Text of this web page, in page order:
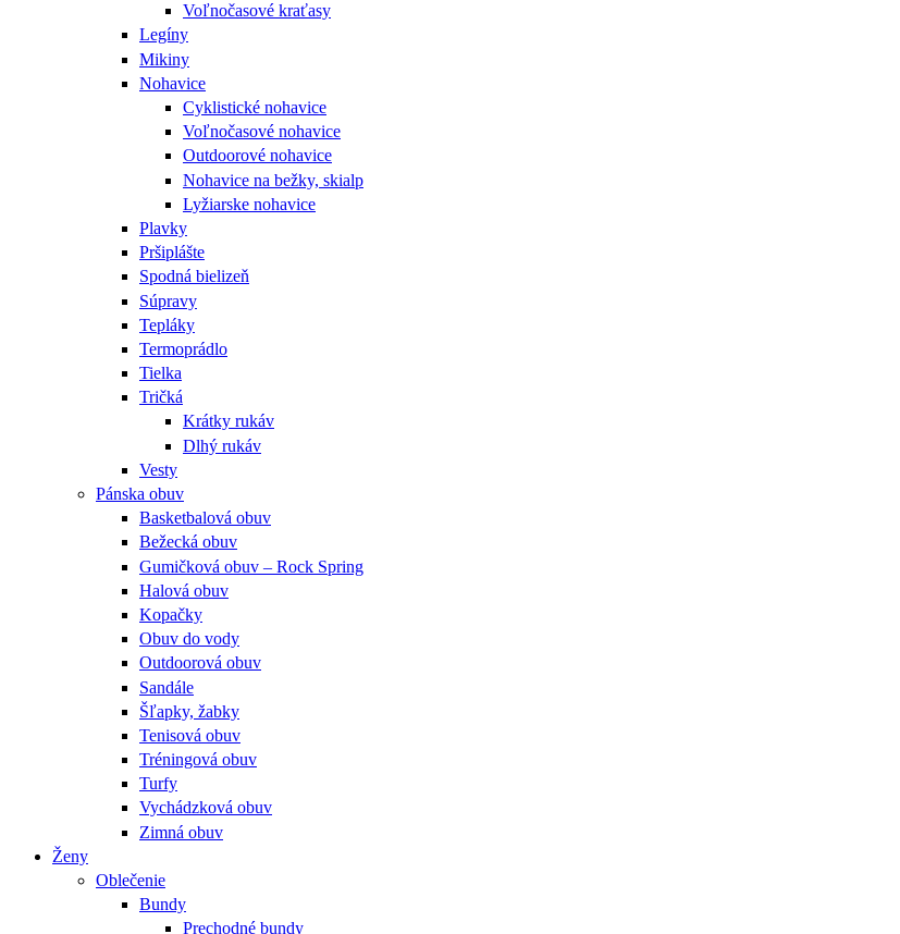
Voľnočasové kraťasy
Legíny
Mikiny
Nohavice
Cyklistické nohavice
Voľnočasové nohavice
Outdoorové nohavice
Nohavice na bežky, skialp
Lyžiarske nohavice
Plavky
Pršiplášte
Spodná bielizeň
Súpravy
Tepláky
Termoprádlo
Tielka
Tričká
Krátky rukáv
Dlhý rukáv
Vesty
Pánska obuv
Basketbalová obuv
Bežecká obuv
Gumičková obuv – Rock Spring
Halová obuv
Kopačky
Obuv do vody
Outdoorová obuv
Sandále
Šľapky, žabky
Tenisová obuv
Tréningová obuv
Turfy
Vychádzková obuv
Zimná obuv
Ženy
Oblečenie
Bundy
Prechodné bundy